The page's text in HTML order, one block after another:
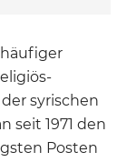
syrischen
seit 1971 den
Posten